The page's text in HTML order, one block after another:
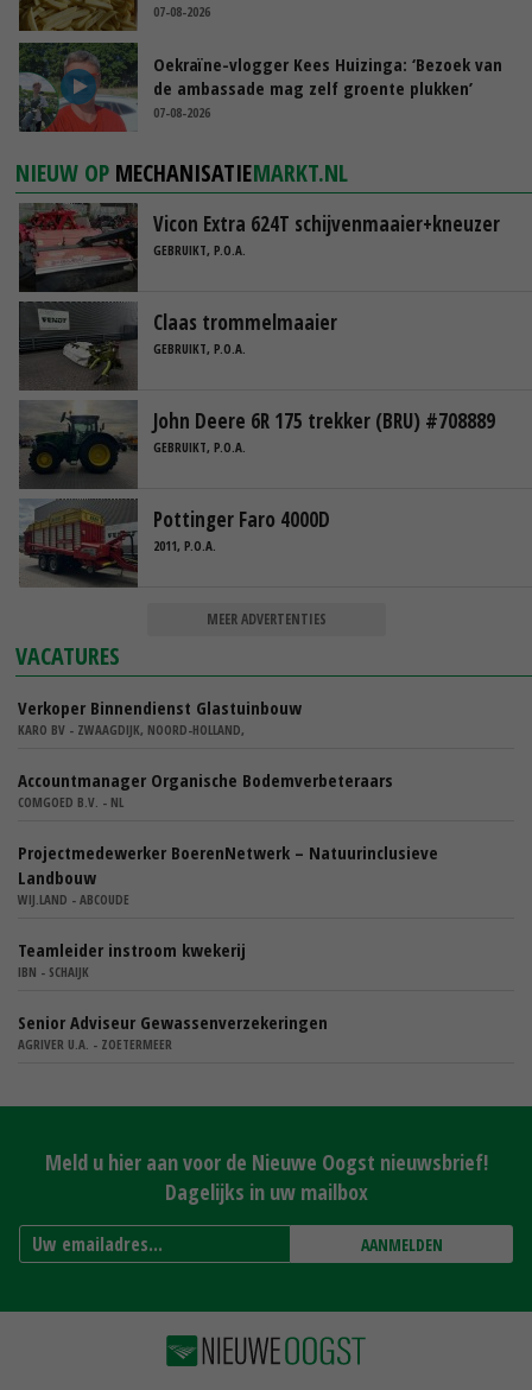
07-08-2026
Oekraïne-vlogger Kees Huizinga: ‘Bezoek van
de ambassade mag zelf groente plukken’
07-08-2026
NIEUW OP MECHANISATIEMARKT.NL
Vicon Extra 624T schijvenmaaier+kneuzer
GEBRUIKT, P.O.A.
Claas trommelmaaier
GEBRUIKT, P.O.A.
John Deere 6R 175 trekker (BRU) #708889
GEBRUIKT, P.O.A.
Pottinger Faro 4000D
2011, P.O.A.
MEER ADVERTENTIES
VACATURES
Verkoper Binnendienst Glastuinbouw
KARO BV - ZWAAGDIJK, NOORD-HOLLAND,
Accountmanager Organische Bodemverbeteraars
COMGOED B.V. - NL
Projectmedewerker BoerenNetwerk – Natuurinclusieve
Landbouw
WIJ.LAND - ABCOUDE
Teamleider instroom kwekerij
IBN - SCHAIJK
Senior Adviseur Gewassenverzekeringen
AGRIVER U.A. - ZOETERMEER
Meld u hier aan voor de Nieuwe Oogst nieuwsbrief!
Dagelijks in uw mailbox
AANMELDEN